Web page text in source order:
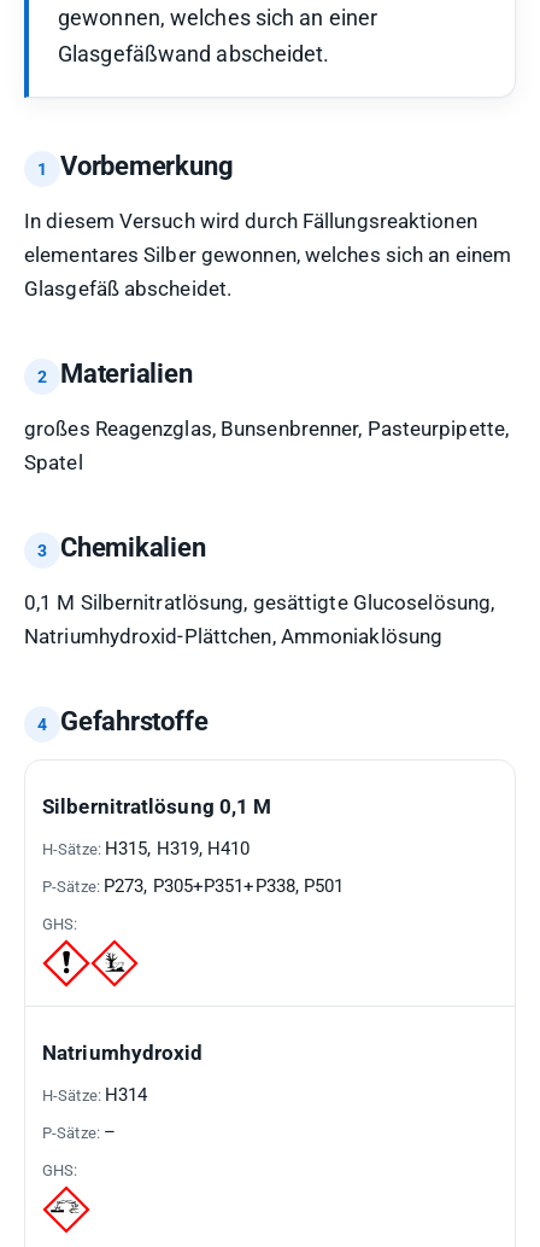
gewonnen, welches sich an einer
Glasgefäßwand abscheidet.
Vorbemerkung
In diesem Versuch wird durch Fällungsreaktionen
elementares Silber gewonnen, welches sich an einem
Glasgefäß abscheidet.
Materialien
großes Reagenzglas, Bunsenbrenner, Pasteurpipette,
Spatel
Chemikalien
0,1 M Silbernitratlösung, gesättigte Glucoselösung,
Natriumhydroxid-Plättchen, Ammoniaklösung
Gefahrstoffe
GEFAHRSTOFF
H-
P-
Silbernitratlösung 0,1 M
H315, H319, H410
P273, P305+P351+P338, P501
Natriumhydroxid
H314
–